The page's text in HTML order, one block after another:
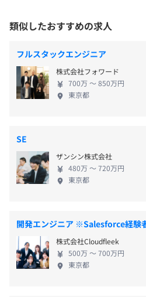
※ テレワークの方は毎月2万の
だけます。
プロジェクトごとに選択、アジ
Terraform、Amazon
東京メトロ 日比谷線・都営地
結
東京メトロ 銀座線・丸の内線
・記念日休暇（年1回） ※要事
ントやゲームの発売日などを休
・産前・産後休暇
・育児短時間措置
・育児休業
・介護休業
など
・通勤交通費手当（上限月5万
∟テレワーク対象者は原則対象
ける出社時の交通費を別途支給
・育児手当（上限月5万円）
会員数は10,324万人となって
ファンの方に支えられながら
や還元などにも注力しています。 ▼モバイル
スマートフォン向けのコンテ
心に楽曲配信のほか、通販サ
ト、ラジオ番組、スマートフ
コンテンツを提供しています。 ▼ライブ・イベント
ルイベントの企画・運営して
インメントの形を創出する
ブ演出にも取り組んでいます。 ▼教育事業▼ 学校法
人角川ドワンゴ学園が運営す
等学校」と連携し、ネットの
学校」「S高等学校」の生徒
一の規模を誇ります。2025年
本財団と提携し、新しいオン
学」も開学しています。 ▼電子書籍関連事業▼ 総合
電子書籍ストア「
類似したおすすめの求人
フルスタックエンジニア
株式会社フォワード
700万 〜 850万円
東京都
SE
ザンシン株式会社
480万 〜 720万円
東京都
開発エンジニア ※Salesforce経験
株式会社Cloudfleek
500万 〜 700万円
東京都